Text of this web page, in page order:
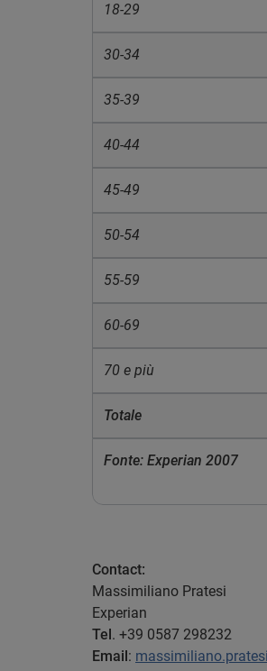
18-29
30-34
35-39
40-44
45-49
50-54
55-59
60-69
70 e più
Totale
Fonte: Experian 2007
Contact:
Massimiliano Pratesi
Experian
Tel. +39 0587 298232
Email: